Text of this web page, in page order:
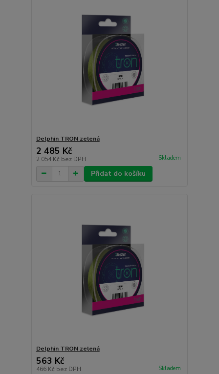
Delphin TRON zelená
2 485 Kč
2 054 Kč bez DPH Skladem
Přidat do košíku
Delphin TRON zelená
563 Kč
466 Kč bez DPH Skladem